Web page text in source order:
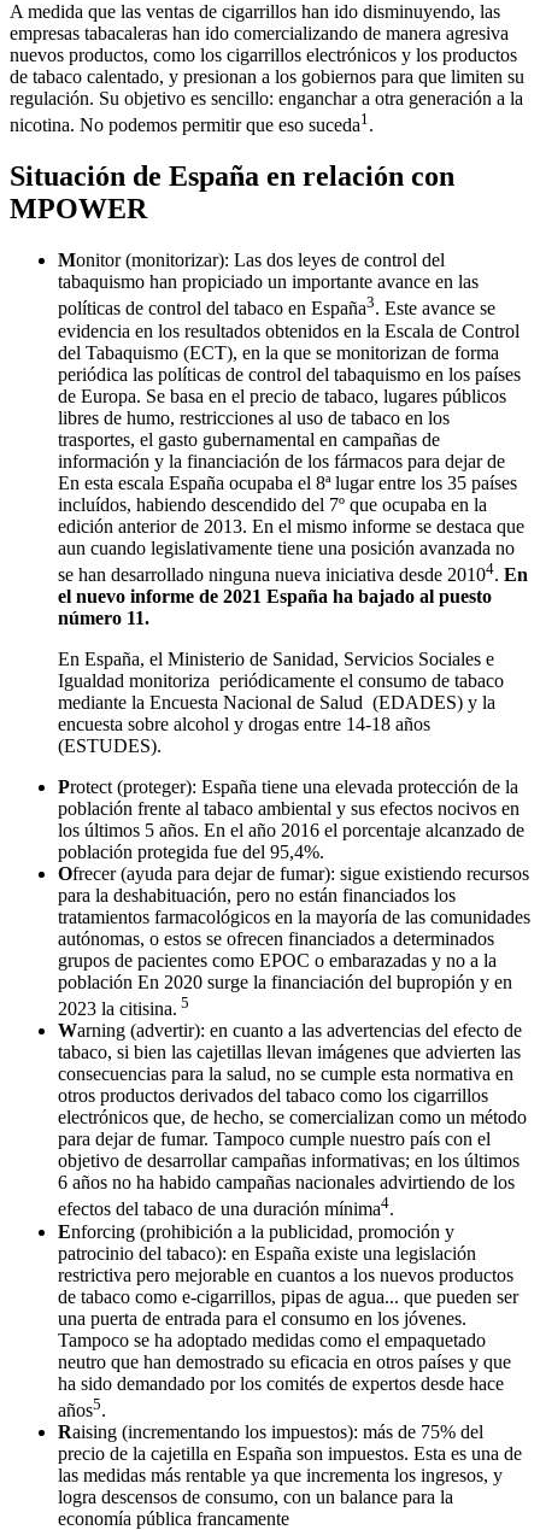
A medida que las ventas de cigarrillos han ido disminuyendo, las
empresas tabacaleras han ido comercializando de manera agresiva
nuevos productos, como los cigarrillos electrónicos y los productos
de tabaco calentado, y presionan a los gobiernos para que limiten su
regulación. Su objetivo es sencillo: enganchar a otra generación a la
nicotina. No podemos permitir que eso suceda1.
Situación de España en relación con
MPOWER
Monitor (monitorizar): Las dos leyes de control del
tabaquismo han propiciado un importante avance en las
políticas de control del tabaco en España3. Este avance se
evidencia en los resultados obtenidos en la Escala de Control
del Tabaquismo (ECT), en la que se monitorizan de forma
periódica las políticas de control del tabaquismo en los países
de Europa. Se basa en el precio de tabaco, lugares públicos
libres de humo, restricciones al uso de tabaco en los
trasportes, el gasto gubernamental en campañas de
información y la financiación de los fármacos para dejar de
En esta escala España ocupaba el 8ª lugar entre los 35 países
incluídos, habiendo descendido del 7º que ocupaba en la
edición anterior de 2013. En el mismo informe se destaca que
aun cuando legislativamente tiene una posición avanzada no
se han desarrollado ninguna nueva iniciativa desde 20104. En
el nuevo informe de 2021 España ha bajado al puesto
número 11.
En España, el Ministerio de Sanidad, Servicios Sociales e
Igualdad monitoriza periódicamente el consumo de tabaco
mediante la Encuesta Nacional de Salud (EDADES) y la
encuesta sobre alcohol y drogas entre 14-18 años
(ESTUDES).
Protect (proteger): España tiene una elevada protección de la
población frente al tabaco ambiental y sus efectos nocivos en
los últimos 5 años. En el año 2016 el porcentaje alcanzado de
población protegida fue del 95,4%.
Ofrecer (ayuda para dejar de fumar): sigue existiendo recursos
para la deshabituación, pero no están financiados los
tratamientos farmacológicos en la mayoría de las comunidades
autónomas, o estos se ofrecen financiados a determinados
grupos de pacientes como EPOC o embarazadas y no a la
población En 2020 surge la financiación del bupropión y en
2023 la citisina. 5
Warning (advertir): en cuanto a las advertencias del efecto de
tabaco, si bien las cajetillas llevan imágenes que advierten las
consecuencias para la salud, no se cumple esta normativa en
otros productos derivados del tabaco como los cigarrillos
electrónicos que, de hecho, se comercializan como un método
para dejar de fumar. Tampoco cumple nuestro país con el
objetivo de desarrollar campañas informativas; en los últimos
6 años no ha habido campañas nacionales advirtiendo de los
efectos del tabaco de una duración mínima4.
Enforcing (prohibición a la publicidad, promoción y
patrocinio del tabaco): en España existe una legislación
restrictiva pero mejorable en cuantos a los nuevos productos
de tabaco como e-cigarrillos, pipas de agua... que pueden ser
una puerta de entrada para el consumo en los jóvenes.
Tampoco se ha adoptado medidas como el empaquetado
neutro que han demostrado su eficacia en otros países y que
ha sido demandado por los comités de expertos desde hace
años5.
Raising (incrementando los impuestos): más de 75% del
precio de la cajetilla en España son impuestos. Esta es una de
las medidas más rentable ya que incrementa los ingresos, y
logra descensos de consumo, con un balance para la
economía pública francamente